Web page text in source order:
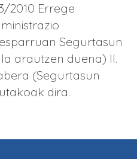
2010 Errege
Segurtasun
arautzen duena) II.
(Segurtasun
dira.